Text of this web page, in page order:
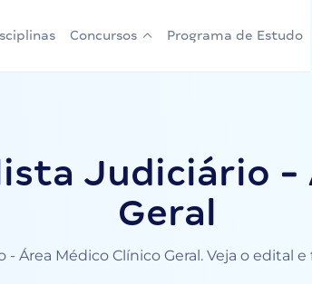
Concursos Programa de Estudo
Judiciário -
Geral
Área Médico Clínico Geral. Veja o edital